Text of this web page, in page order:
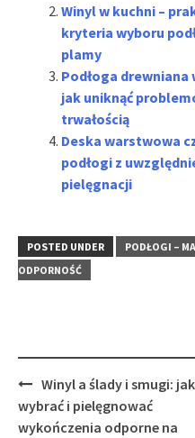
Winyl w kuchni –
kryteria wyboru
plamy
Podłoga
jak uniknąć
trwałością
Deska warstwowa
podłogi z
pielęgnacji
POSTED UNDER
PODŁOGI –
ODPORNOŚĆ
Post
navigation
Winyl a ślady i smugi: jak
wybrać i pielęgnować
wykończenia odporne na